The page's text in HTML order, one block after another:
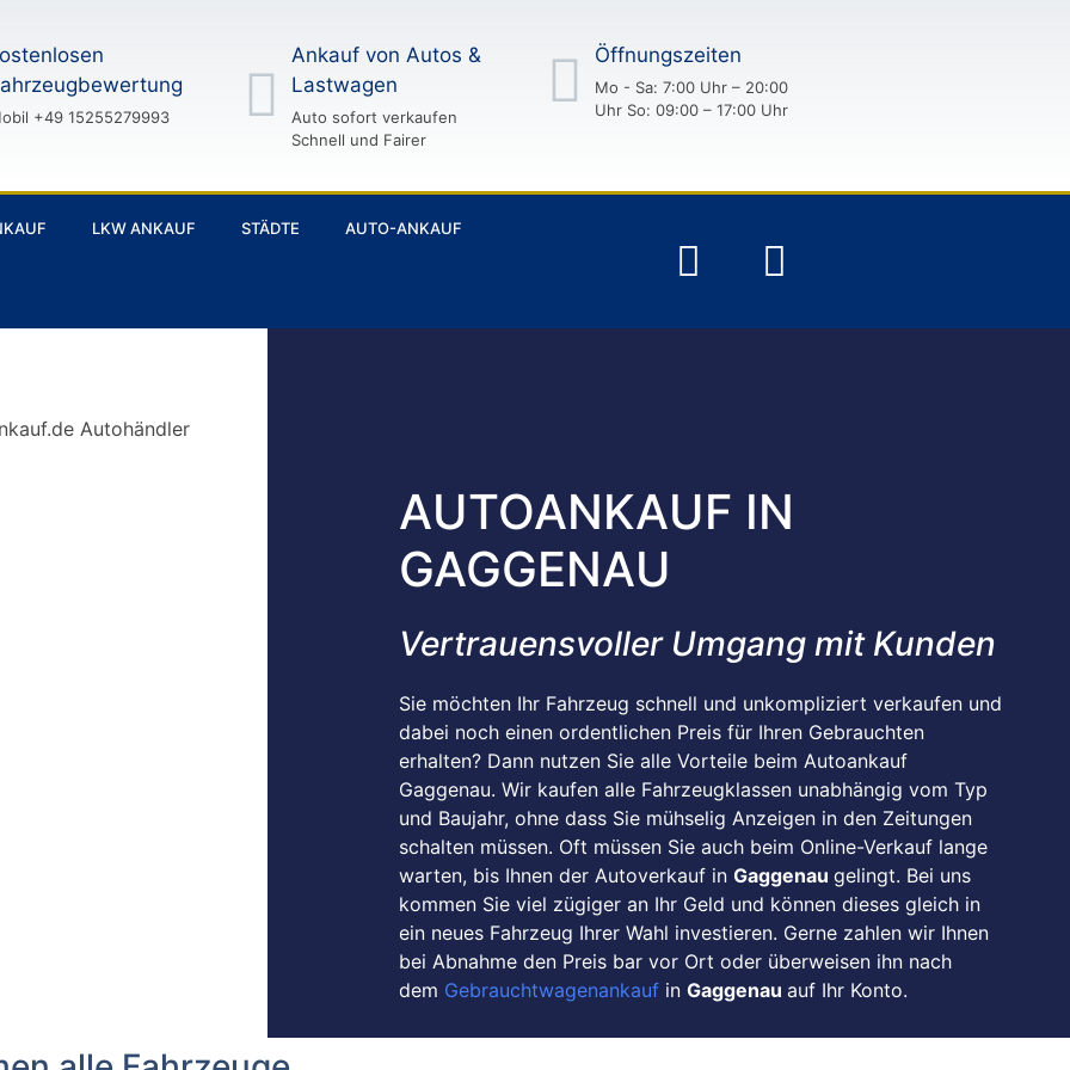
+49 15255279993
Ankauf von Autos &
Lastwagen
Auto sofort verkaufen
Schnell und Fairer
Öffnungszeiten
Mo - Sa: 7:00 Uhr – 20:00
Uhr So: 09:00 – 17:00 Uhr
LKW ANKAUF STÄDTE AUTO-ANKAUF
AUTOANKAUF IN
GAGGENAU
Vertrauensvoller Umgang mit Kunden
Sie möchten Ihr Fahrzeug schnell und unkompliziert verkaufen und
dabei noch einen ordentlichen Preis für Ihren Gebrauchten
erhalten? Dann nutzen Sie alle Vorteile beim Autoankauf
Gaggenau. Wir kaufen alle Fahrzeugklassen unabhängig vom Typ
und Baujahr, ohne dass Sie mühselig Anzeigen in den Zeitungen
schalten müssen. Oft müssen Sie auch beim Online-Verkauf lange
warten, bis Ihnen der Autoverkauf in Gaggenau gelingt. Bei uns
kommen Sie viel zügiger an Ihr Geld und können dieses gleich in
ein neues Fahrzeug Ihrer Wahl investieren. Gerne zahlen wir Ihnen
bei Abnahme den Preis bar vor Ort oder überweisen ihn nach
dem Gebrauchtwagenankauf in Gaggenau auf Ihr Konto.